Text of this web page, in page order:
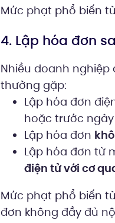
Mức phạt phổ biến
4. Lập hóa đơn
Nhiều doanh
thường gặp:
Lập hóa đơn
hoặc trước
Lập hóa đơn
Lập hóa đơn từ
điện tử với cơ
Mức phạt phổ biến
đơn không đầy đủ